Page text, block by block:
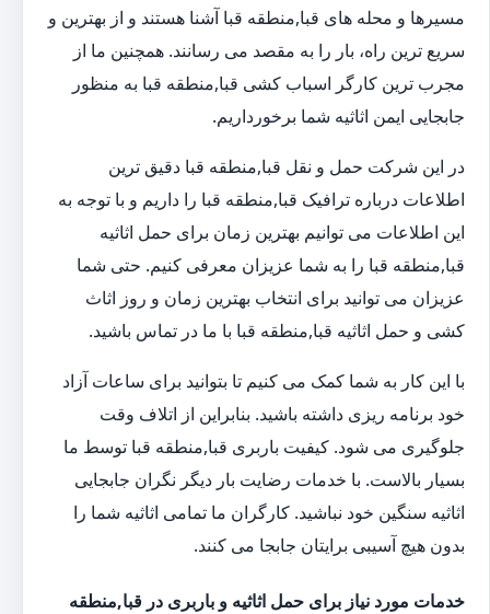
مسیرها و محله های قبا,منطقه قبا آشنا هستند و از بهترین و
سریع ترین راه، بار را به مقصد می رسانند. همچنین ما از
مجرب ترین کارگر اسباب کشی قبا,منطقه قبا به منظور
جابجایی ایمن اثاثیه شما برخورداریم.
در این شرکت حمل و نقل قبا,منطقه قبا دقیق ترین
اطلاعات درباره ترافیک قبا,منطقه قبا را داریم و با توجه به
این اطلاعات می توانیم بهترین زمان برای حمل اثاثیه
قبا,منطقه قبا را به شما عزیزان معرفی کنیم. حتی شما
عزیزان می توانید برای انتخاب بهترین زمان و روز اثاث
کشی و حمل اثاثیه قبا,منطقه قبا با ما در تماس باشید.
با این کار به شما کمک می کنیم تا بتوانید برای ساعات آزاد
خود برنامه ریزی داشته باشید. بنابراین از اتلاف وقت
جلوگیری می شود. کیفیت باربری قبا,منطقه قبا توسط ما
بسیار بالاست. با خدمات رضایت بار دیگر نگران جابجایی
اثاثیه سنگین خود نباشید. کارگران ما تمامی اثاثیه شما را
بدون هیچ آسیبی برایتان جابجا می کنند.
خدمات مورد نیاز برای حمل اثاثیه و باربری در قبا,منطقه